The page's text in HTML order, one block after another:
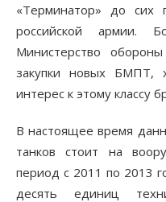
«Терминатор» до сих
российской армии.
Министерство
закупки новых БМПТ,
интерес к этому классу
В настоящее время
танков стоит на
период с 2011 по 2013
десять единиц